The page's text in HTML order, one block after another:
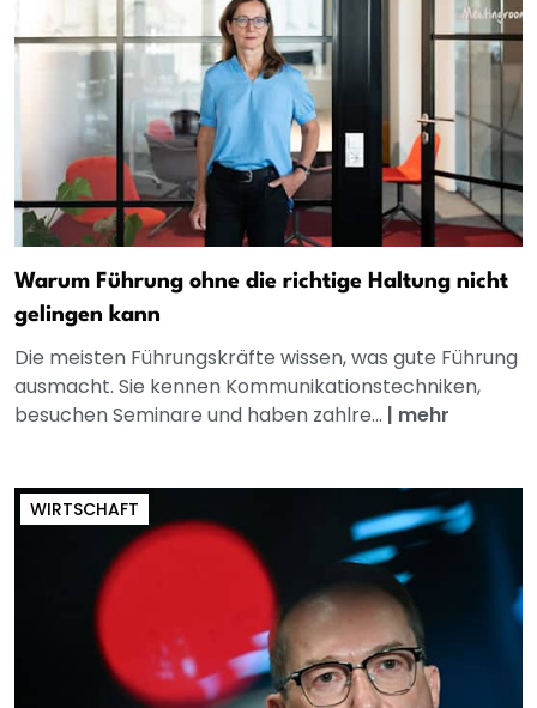
Warum Führung ohne die richtige Haltung nicht
gelingen kann
Die meisten Führungskräfte wissen, was gute Führung
ausmacht. Sie kennen Kommunikationstechniken,
besuchen Seminare und haben zahlre... | mehr
WIRTSCHAFT